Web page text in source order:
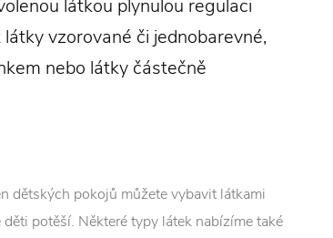
látkou plynulou regulaci
vzorované či jednobarevné,
nebo látky částečně
dětských pokojů můžete vybavit látkami
potěší. Některé typy látek nabízíme také